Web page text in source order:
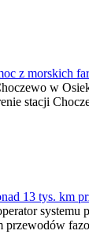
z morskich
w
stacji
13 tys. km
przewodów